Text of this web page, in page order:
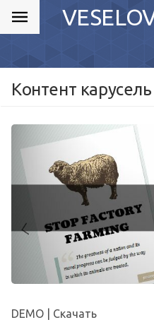
Контент
DEMO | Скачать